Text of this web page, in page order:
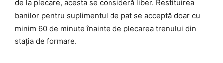
de la plecare, acesta se consideră liber. Restituirea
banilor pentru suplimentul de pat se acceptă doar cu
minim 60 de minute înainte de plecarea trenului din
stația de formare.